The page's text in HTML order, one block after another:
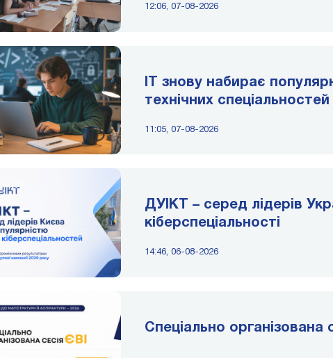
12:06, 07-08-2026
IT знову набирає
технічних спеціальностей
11:05, 07-08-2026
ДУІКТ – серед лідерів
кіберспеціальності
14:46, 06-08-2026
Спеціально організована